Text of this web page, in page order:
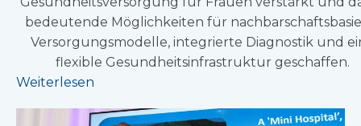
bedeutende Möglichkeiten für
Versorgungsmodelle, integrierte Diagnostik und
flexible Gesundheitsinfrastruktur geschaffen.
Weiterlesen